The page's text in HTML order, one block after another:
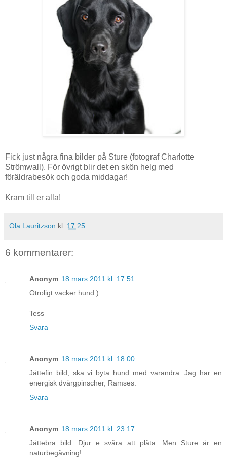
Fick just några fina bilder på Sture (fotograf Charlotte
Strömwall). För övrigt blir det en skön helg med
föräldrabesök och goda middagar!
Kram till er alla!
Ola Lauritzson kl. 17:25
6 kommentarer:
Anonym 18 mars 2011 kl. 17:51
Otroligt vacker hund:)
Tess
Svara
Anonym 18 mars 2011 kl. 18:00
Jättefin bild, ska vi byta hund med varandra. Jag har en
energisk dvärgpinscher, Ramses.
Svara
Anonym 18 mars 2011 kl. 23:17
Jättebra bild. Djur e svåra att plåta. Men Sture är en
naturbegåvning!